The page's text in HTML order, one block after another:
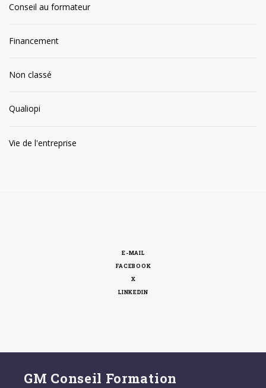
Conseil au formateur
Financement
Non classé
Qualiopi
Vie de l'entreprise
E-MAIL
FACEBOOK
X
LINKEDIN
GM Conseil Formation